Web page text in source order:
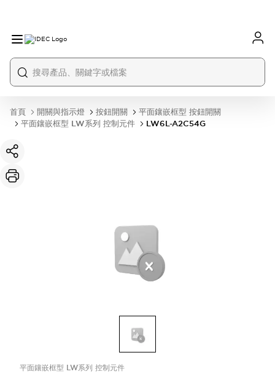
首頁 開關與指示燈 按鈕開關
平面鑲嵌框型 按鈕開關
平面鑲嵌框型 LW系列 控制元件
LW6L-A2C54G
平面鑲嵌框型 LW系列 控制元件